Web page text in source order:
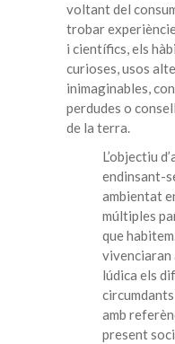
voltant del
trobar
i científics, els
curioses, usos
inimaginables,
perdudes o
de la terra.
L’objectiu
endinsant-
ambientat
múltiples
que
vivenciaran
lúdica els
amb
present